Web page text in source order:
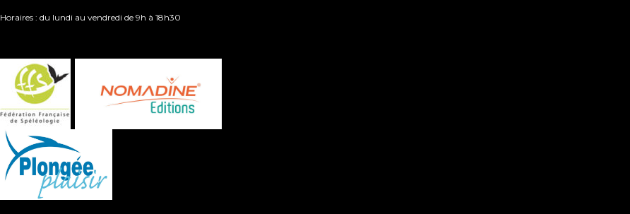
Horaires : du lundi au vendredi de 9h à 18h30